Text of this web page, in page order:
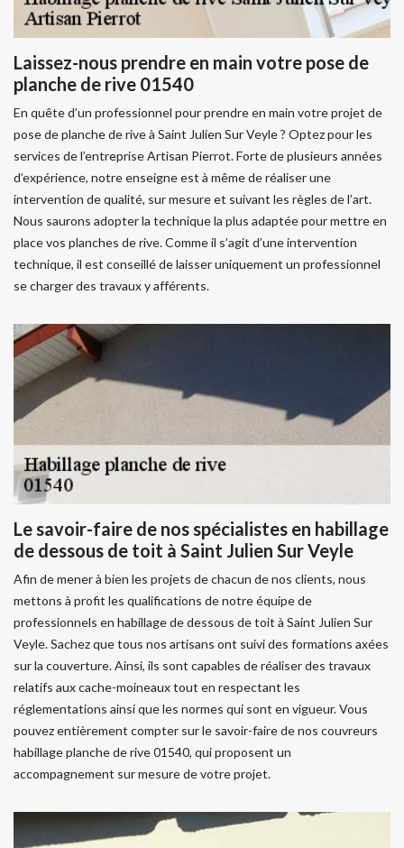
Laissez-nous prendre en main votre pose de
planche de rive 01540
En quête d’un professionnel pour prendre en main votre projet de
pose de planche de rive à Saint Julien Sur Veyle ? Optez pour les
services de l’entreprise Artisan Pierrot. Forte de plusieurs années
d’expérience, notre enseigne est à même de réaliser une
intervention de qualité, sur mesure et suivant les règles de l’art.
Nous saurons adopter la technique la plus adaptée pour mettre en
place vos planches de rive. Comme il s’agit d’une intervention
technique, il est conseillé de laisser uniquement un professionnel
se charger des travaux y afférents.
Le savoir-faire de nos spécialistes en habillage
de dessous de toit à Saint Julien Sur Veyle
Afin de mener à bien les projets de chacun de nos clients, nous
mettons à profit les qualifications de notre équipe de
professionnels en habillage de dessous de toit à Saint Julien Sur
Veyle. Sachez que tous nos artisans ont suivi des formations axées
sur la couverture. Ainsi, ils sont capables de réaliser des travaux
relatifs aux cache-moineaux tout en respectant les
réglementations ainsi que les normes qui sont en vigueur. Vous
pouvez entièrement compter sur le savoir-faire de nos couvreurs
habillage planche de rive 01540, qui proposent un
accompagnement sur mesure de votre projet.